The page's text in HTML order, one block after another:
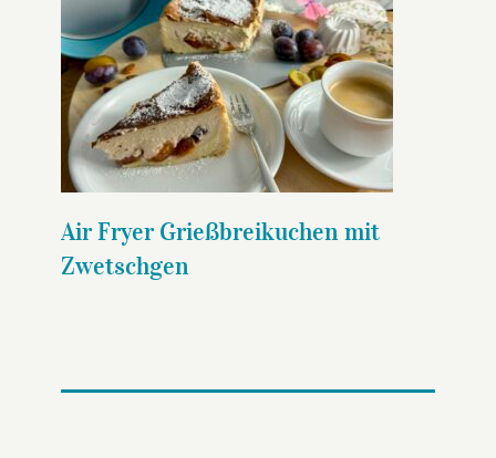
Air Fryer Grießbreikuchen mit
Zwetschgen
Air Fryer Grießbreikuchen mit
Zwetschgen